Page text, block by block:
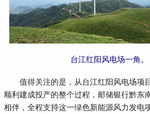
台江红阳风电场一角。
值得关注的是，从台江红阳风电场项
顺利建成投产的整个过程，邮储银行黔东
相伴，全程支持这一绿色新能源风力发电